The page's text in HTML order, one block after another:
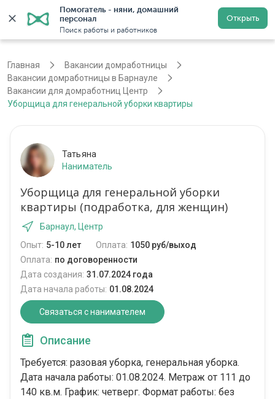
Помогатель - няни, домашний
персонал
Поиск работы и работников
Открыть
Регистрация
Главная
Вакансии домработницы
Вакансии домработницы в Барнауле
Вакансии для домработниц Центр
Уборщица для генеральной уборки квартиры
Татьяна
Наниматель
Уборщица для генеральной уборки
квартиры (подработка, для женщин)
Барнаул, Центр
Опыт: 5-10 лет Оплата: 1050 руб/выход
Оплата: по договоренности
Дата создания: 31.07.2024 года
Дата начала работы: 01.08.2024
Связаться с нанимателем
Описание
Требуется: разовая уборка, генеральная уборка.
Дата начала работы: 01.08.2024. Метраж от 111 до
140 кв.м. График: четверг. Формат работы: без